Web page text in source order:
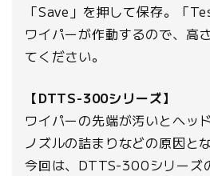
「Save」を押して保存。「
ワイパーが作動するので、高
てください。
【DTTS-300シリーズ】
ワイパーの先端が汚いとヘッ
ノズルの詰まりなどの原因と
今回は、DTTS-300シリーズ